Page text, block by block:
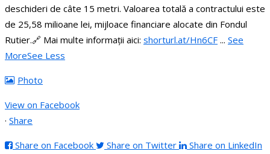
deschideri de câte 15 metri. Valoarea totală a contractului este
de 25,58 milioane lei, mijloace financiare alocate din Fondul
Rutier.🔗 Mai multe informații aici: shorturl.at/Hn6CF ... See
MoreSee Less
Photo
View on Facebook
· Share
Share on Facebook Share on Twitter
Share on LinkedIn